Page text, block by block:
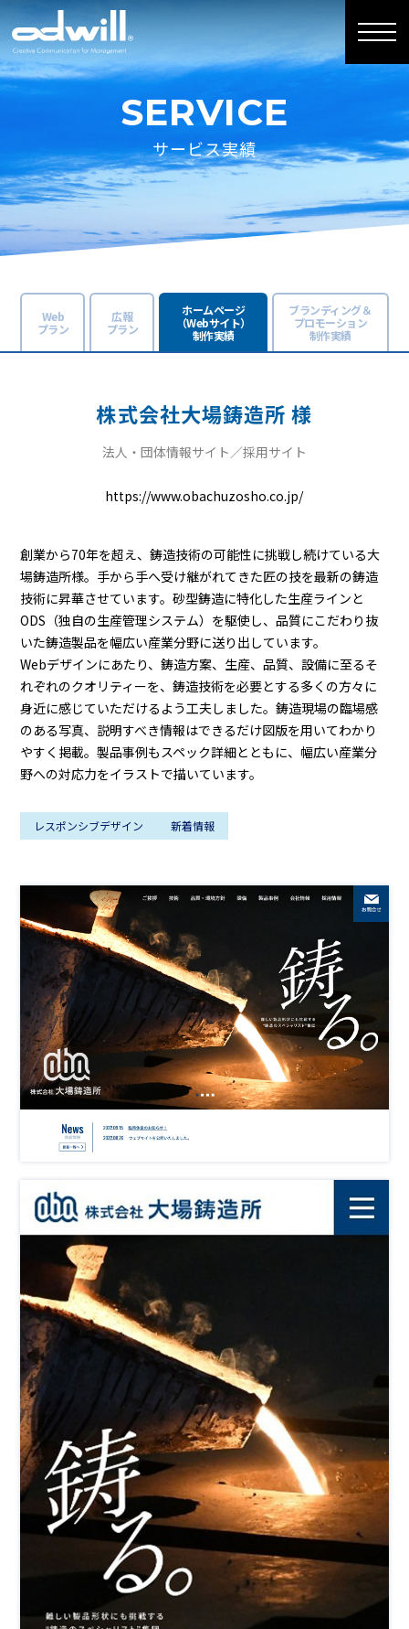
SERVICE
サービス実績
Web
プラン
広報
プラン
ホームページ
（Webサイト）
制作実績
ブランディング＆
プロモーション
制作実績
株式会社大場鋳造所 様
法人・団体情報サイト／採用サイト
https://www.obachuzosho.co.jp/
創業から70年を超え、鋳造技術の可能性に挑戦し続けている大
場鋳造所様。手から手へ受け継がれてきた匠の技を最新の鋳造
技術に昇華させています。砂型鋳造に特化した生産ラインと
ODS（独自の生産管理システム）を駆使し、品質にこだわり抜
いた鋳造製品を幅広い産業分野に送り出しています。
Webデザインにあたり、鋳造方案、生産、品質、設備に至るそ
れぞれのクオリティーを、鋳造技術を必要とする多くの方々に
身近に感じていただけるよう工夫しました。鋳造現場の臨場感
のある写真、説明すべき情報はできるだけ図版を用いてわかり
やすく掲載。製品事例もスペック詳細とともに、幅広い産業分
野への対応力をイラストで描いています。
レスポンシブデザイン 新着情報